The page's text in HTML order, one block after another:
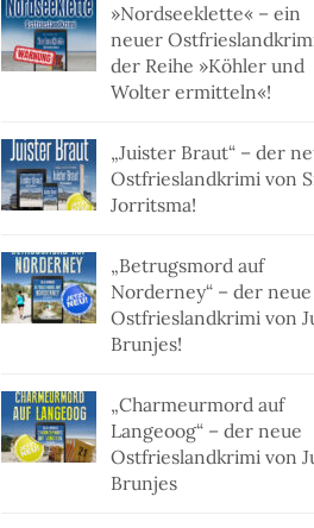
»Nordseeklette« – ein
neuer
der Reihe »Köhler und
Wolter ermitteln«!
„Juister Braut“ – der
Ostfrieslandkrimi von
Jorritsma!
„Betrugsmord auf
Norderney“ – der neue
Ostfrieslandkrimi von
Brunjes!
„Charmeurmord auf
Langeoog“ – der neue
Ostfrieslandkrimi von
Brunjes